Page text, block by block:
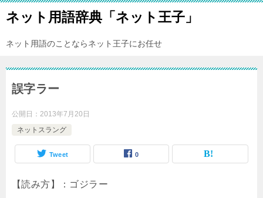
ネット用語辞典「ネット王子」
ネット用語のことならネット王子にお任せ
誤字ラー
公開日： 2013年7月20日
ネットスラング
Tweet 0
【読み方】：ゴジラー